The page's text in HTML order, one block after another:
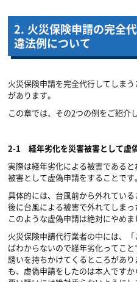
2. 火災保険申請の完全
違法例について
火災保険申請を完全代行してしま
があります。
この章では、その2つの例をご紹介
2-1 経年劣化を災害被害として虚
実際は経年劣化による被害である
被害として虚偽申請をすることです
具体的には、台風前から外れてい
後に台風による被害で外れてしま
このような虚偽申請は絶対にやめま
火災保険申請代行業者の中には、
ばわからないので経年劣化ってこ
誘いを持ちかけてくるところがあ
も、虚偽申請をしたのは本人です